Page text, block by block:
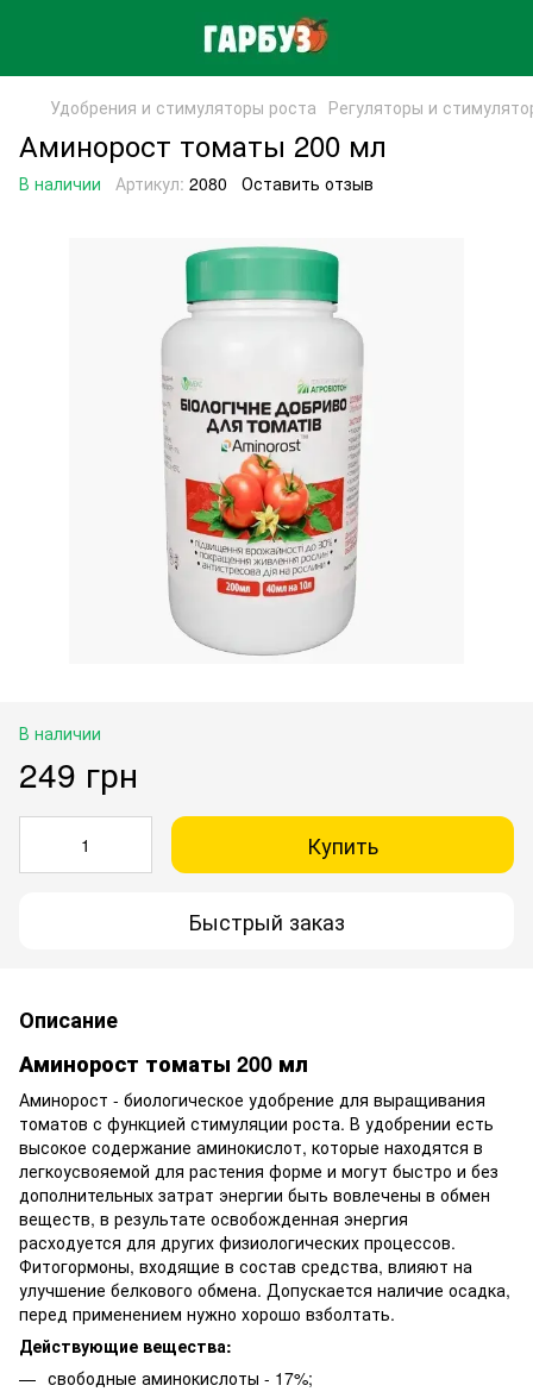
Удобрения и стимуляторы роста Регуляторы и
Аминорост томаты 200 мл
В наличии Артикул: 2080 Оставить отзыв
В наличии
249 грн
Купить
Быстрый заказ
Описание
Аминорост томаты 200 мл
Аминорост - биологическое удобрение для выращивания
томатов с функцией стимуляции роста. В удобрении есть
высокое содержание аминокислот, которые находятся в
легкоусвояемой для растения форме и могут быстро и без
дополнительных затрат энергии быть вовлечены в обмен
веществ, в результате освобожденная энергия
расходуется для других физиологических процессов.
Фитогормоны, входящие в состав средства, влияют на
улучшение белкового обмена. Допускается наличие осадка,
перед применением нужно хорошо взболтать.
Действующие вещества:
свободные аминокислоты - 17%;